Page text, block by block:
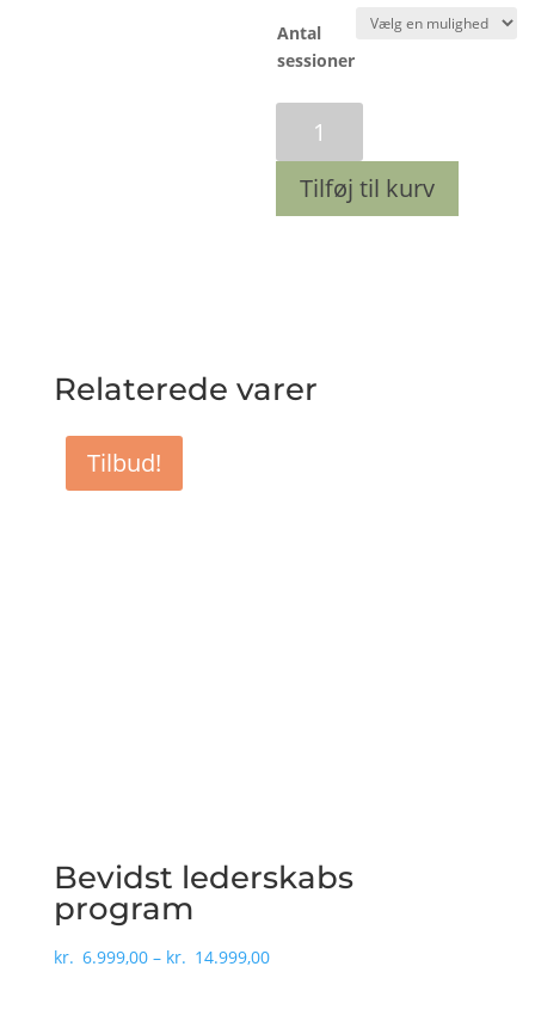
Antal
sessioner
antalTilføj til kurv
Relaterede varer
Tilbud!
Bevidst lederskabs
program
kr. 6.999,00 – kr. 14.999,00Prisinterval: